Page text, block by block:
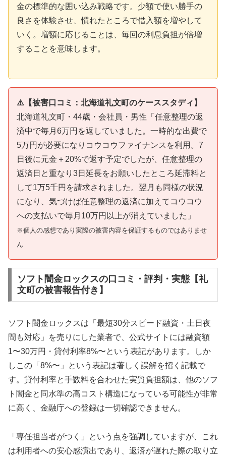
金の標準的な囲い込み戦略です。少額で使い勝手の
良さを体験させ、慣れたところで借入額を増やして
いく。増額に応じることは、毎回の利息負担が倍増
することを意味します。
⚠️【被害口コミ：北海道礼文町のケーススタディ】
北海道礼文町・44歳・会社員・男性「任意整理の返
済中で毎月6万円を返していました。一時的な出費で
5万円が必要になりコウコウファイナンスを利用。7
日後に元金＋20%で返す予定でしたが、任意整理の
返済日と重なり3日延長をお願いしたところ延滞料と
して1万5千円を請求されました。翌月も同様の状況
になり、気づけば任意整理の返済に加えてコウコウ
への支払いで毎月10万円以上が消えていました」
※個人の感想であり実際の被害内容を保証するものではありませ
ん
ソフト闇金ロックスの口コミ・評判・実態【礼
文町の被害報告付き】
ソフト闇金ロックスは「最短30分スピード融資・土日夜
間も対応」を売りにした業者で、公式サイトには融資額
1〜30万円・貸付利率8%〜という表記があります。しか
しこの「8%〜」という表記は著しく誤解を招く記載で
す。貸付利率と手数料を合わせた実質負担額は、他のソフ
ト闇金と同水準の高コスト構造になっている可能性が非常
に高く、金融庁への登録は一切確認できません。
「専任担当者がつく」という点を強調していますが、これ
は利用者への安心感演出であり、返済が遅れた際の取り立